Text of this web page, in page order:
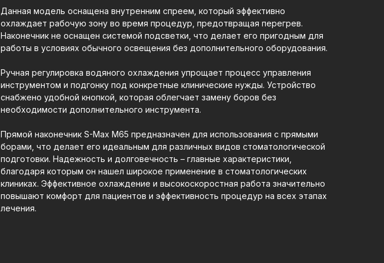
Данная модель оснащена внутренним спреем, который эффективно
охлаждает рабочую зону во время процедур, предотвращая перегрев.
Наконечник не оснащен системой подсветки, что делает его пригодным для
работы в условиях обычного освещения без дополнительного оборудования.
Ручная регулировка водяного охлаждения упрощает процесс управления
инструментом и подгонку под конкретные клинические нужды. Устройство
снабжено удобной кнопкой, которая облегчает замену боров без
необходимости дополнительного инструмента.
Прямой наконечник S-Max M65 предназначен для использования с прямыми
борами, что делает его идеальным для различных видов стоматологической
подготовки. Надежность и долговечность – главные характеристики,
благодаря которым он нашел широкое применение в стоматологических
клиниках. Эффективное охлаждение и высокоскоростная работа значительно
повышают комфорт для пациентов и эффективность процедур на всех этапах
лечения.